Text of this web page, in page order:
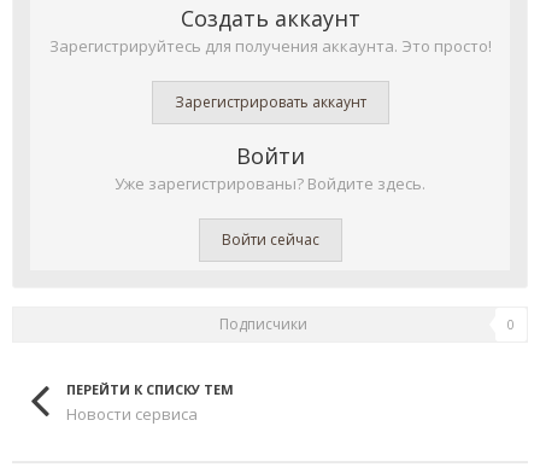
Создать аккаунт
Зарегистрируйтесь для получения аккаунта. Это просто!
Зарегистрировать аккаунт
Войти
Уже зарегистрированы? Войдите здесь.
Войти сейчас
Подписчики 0
ПЕРЕЙТИ К СПИСКУ ТЕМ
Новости сервиса